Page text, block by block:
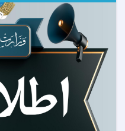
(ایگزیت)
رياست
عمومی
شورای
طبی
مربوط
وزارت
صحت
عامه!